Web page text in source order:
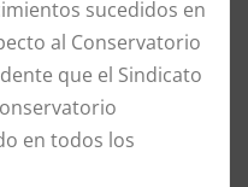
sucedidos en
al Conservatorio
que el Sindicato
en todos los